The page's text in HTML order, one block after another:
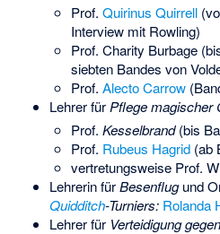
Prof.Quirinus Quirrell
Interview mit Rowling)
Prof. Charity Burbage
siebten Bandes von
Prof.Alecto Carrow
Lehrer für Pflege magischer
Prof.Kesselbrand(bis
Prof. Rubeus Hagrid (ab
vertretungsweise Prof.
Lehrerin fürBesenflugund
Quidditch-Turniers: Rolanda
Lehrer für Verteidigung